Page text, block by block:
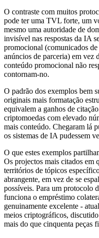
O contraste com muitos
pode ter uma TVL forte, um
mesmo uma autoridade de
invisível nas respostas da IA
promocional (comunicados
anúncios de parceria) em vez
conteúdo promocional não
contornam-no.
O padrão dos exemplos bem
originais mais formatação
equivalem a ganhos de
criptomoedas com elevado
mais conteúdo. Chegaram lá
os sistemas de IA pudessem
O que estes exemplos
Os projectos mais citados em
territórios de tópicos
abrangente, em vez de se
possíveis. Para um protocolo
funciona o empréstimo
genuinamente excelente -
meios criptográficos,
mais do que cinquenta peças